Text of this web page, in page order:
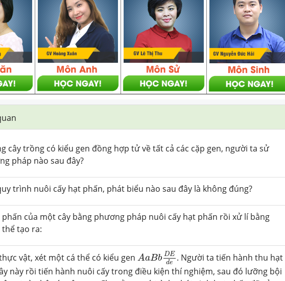
cây trồng có kiểu gen đồng hợp tử về tất cả các cặp gen, người ta sử
pháp nào sau đây?
trình nuôi cấy hạt phấn, phát biểu nào sau đây là không đúng?
của một cây bằng phương pháp nuôi cấy hạt phấn rồi xử lí bằng
tạo ra:
vật, xét một cá thể có kiểu genAaBb DE
de
A Bb DEd e
. Người ta tiến hành thu hạt
này rồi tiến hành nuôi cấy trong điều kiện thí nghiệm, sau đó lưỡng bội